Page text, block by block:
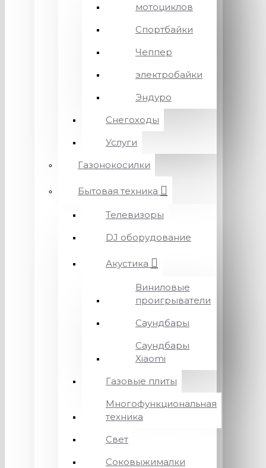
мотоциклов
Спортбайки
Чеппер
электробайки
Эндуро
Снегоходы
Услуги
Газонокосилки
Бытовая техника
Телевизоры
DJ оборудование
Акустика
Виниловые
проигрыватели
Саундбары
Саундбары
Xiaomi
Газовые плиты
Многофункциональная
техника
Свет
Соковыжималки